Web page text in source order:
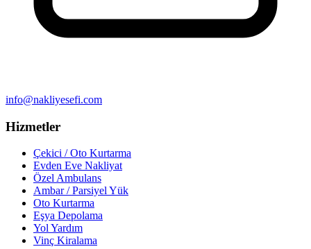
info@nakliyesefi.com
Hizmetler
Çekici / Oto Kurtarma
Evden Eve Nakliyat
Özel Ambulans
Ambar / Parsiyel Yük
Oto Kurtarma
Eşya Depolama
Yol Yardım
Vinç Kiralama